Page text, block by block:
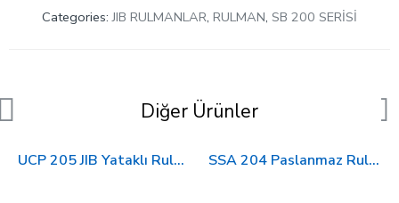
Categories:JIB RULMANLAR, RULMAN, SB 200 SERİSİ
Diğer Ürünler
UCP 205 JIB Yataklı Rulman SSA 204 Paslanmaz Rulman JIB